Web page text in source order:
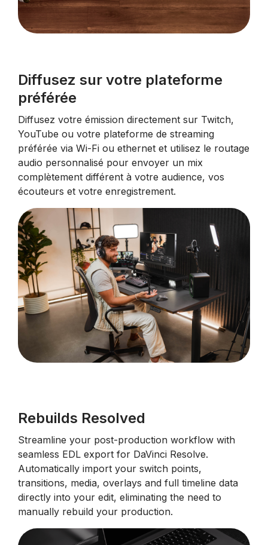
Diffusez sur votre plateforme
préférée
Diffusez votre émission directement sur Twitch,
YouTube ou votre plateforme de streaming
préférée via Wi-Fi ou ethernet et utilisez le routage
audio personnalisé pour envoyer un mix
complètement différent à votre audience, vos
écouteurs et votre enregistrement.
Rebuilds Resolved
Streamline your post-production workflow with
seamless EDL export for DaVinci Resolve.
Automatically import your switch points,
transitions, media, overlays and full timeline data
directly into your edit, eliminating the need to
manually rebuild your production.